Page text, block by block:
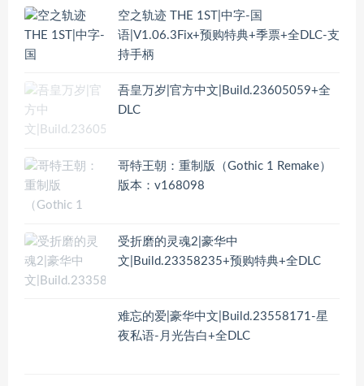
空之轨迹 THE 1ST|中字-国
语|V1.06.3Fix+预购特典+季票+全DLC-支
持手柄
吾皇万岁|官方中文|Build.23605059+全
DLC
哥特王朝：重制版（Gothic 1 Remake）
版本：v168098
受折磨的灵魂2|豪华中
文|Build.23358235+预购特典+全DLC
难忘的爱|豪华中文|Build.23558171-星
夜私语-月光告白+全DLC